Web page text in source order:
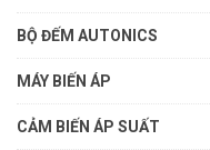
BỘ ĐẾM AUTONICS
MÁY BIẾN ÁP
CẢM BIẾN ÁP SUẤT